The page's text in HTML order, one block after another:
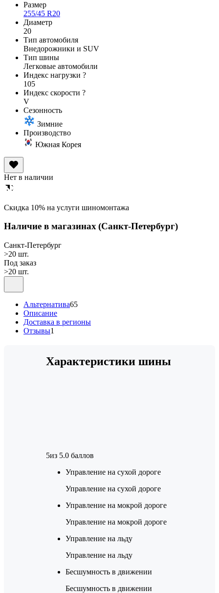
Размер
255/45 R20
Диаметр
20
Тип автомобиля
Внедорожники и SUV
Тип шины
Легковые автомобили
Индекс нагрузки ?
105
Индекс скорости ?
V
Сезонность
Зимние
Производство
Южная Корея
Нет в наличии
Cкидка 10% на услуги шиномонтажа
Наличие в магазинах(Санкт-Петербург)
Санкт-Петербург
>20 шт.
Под заказ
>20 шт.
Альтернатива65
Описание
Доставка в регионы
Отзывы1
Характеристики шины
5из 5.0 баллов
Управление на сухой дороге
Управление на сухой дороге
Управление на мокрой дороге
Управление на мокрой дороге
Управление на льду
Управление на льду
Бесшумность в движении
Бесшумность в движении